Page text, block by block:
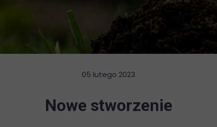
05 lutego 2023
Nowe stworzenie